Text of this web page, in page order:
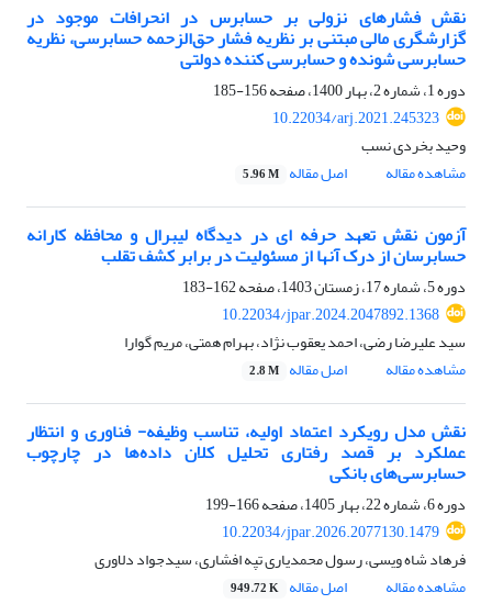
نقش فشارهای نزولی بر حسابرس در انحرافات موجود در
گزارشگری مالی مبتنی بر نظریه فشار حق‌الزحمه حسابرسی، نظریه
حسابرسی شونده و حسابرسی کننده دولتی
دوره 1، شماره 2، بهار 1400، صفحه
156-185
10.22034/arj.2021.245323
وحید بخردی نسب
مشاهده مقاله
اصل مقاله 5.96 M
آزمون نقش تعهد حرفه ای در دیدگاه لیبرال و محافظه کارانه
حسابرسان از درک آنها از مسئولیت در برابر کشف تقلب
دوره 5، شماره 17، زمستان 1403، صفحه
162-183
10.22034/jpar.2024.2047892.1368
سید علیرضا رضی، احمد یعقوب نژاد، بهرام همتی، مریم گوارا
مشاهده مقاله
اصل مقاله 2.8 M
نقش مدل رویکرد اعتماد اولیه، تناسب وظیفه- فناوری و انتظار
عملکرد بر قصد رفتاری تحلیل کلان داده‌ها در چارچوب
حسابرسی‌های بانکی
دوره 6، شماره 22، بهار 1405، صفحه
166-199
10.22034/jpar.2026.2077130.1479
فرهاد شاه ویسی، رسول محمدیاری تپه افشاری، سیدجواد دلاوری
مشاهده مقاله
اصل مقاله 949.72 K